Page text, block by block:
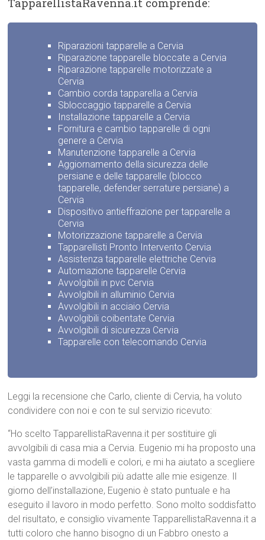
Riparazioni tapparelle a Cervia
Riparazione tapparelle bloccate a Cervia
Riparazione tapparelle motorizzate a
Cervia
Cambio corda tapparella a Cervia
Sbloccaggio tapparelle a Cervia
Installazione tapparelle a Cervia
Fornitura e cambio tapparelle di ogni
genere a Cervia
Manutenzione tapparelle a Cervia
Aggiornamento della sicurezza delle
persiane e delle tapparelle (blocco
tapparelle, defender serrature persiane) a
Cervia
Dispositivo antieffrazione per tapparelle a
Cervia
Motorizzazione tapparelle a Cervia
Tapparellisti Pronto Intervento Cervia
Assistenza tapparelle elettriche Cervia
Automazione tapparelle Cervia
Avvolgibili in pvc Cervia
Avvolgibili in alluminio Cervia
Avvolgibili in acciaio Cervia
Avvolgibili coibentate Cervia
Avvolgibili di sicurezza Cervia
Tapparelle con telecomando Cervia
Leggi la recensione che Carlo, cliente di Cervia, ha voluto
condividere con noi e con te sul servizio ricevuto:
“Ho scelto TapparellistaRavenna.it per sostituire gli
avvolgibili di casa mia a Cervia. Eugenio mi ha proposto una
vasta gamma di modelli e colori, e mi ha aiutato a scegliere
le tapparelle o avvolgibili più adatte alle mie esigenze. Il
giorno dell’installazione, Eugenio è stato puntuale e ha
eseguito il lavoro in modo perfetto. Sono molto soddisfatto
del risultato, e consiglio vivamente TapparellistaRavenna.it a
tutti coloro che hanno bisogno di un Fabbro onesto a